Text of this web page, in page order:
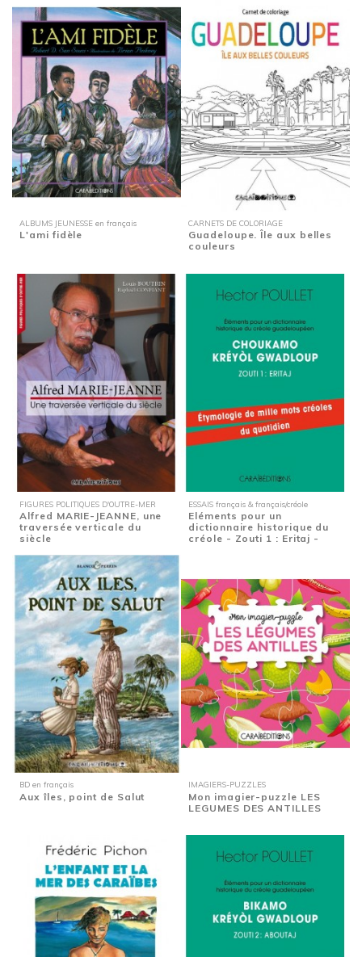
ALBUMS JEUNESSE en français
L'ami fidèle
CARNETS DE COLORIAGE
Guadeloupe. Île aux belles
couleurs
FIGURES POLITIQUES D'OUTRE-MER
Alfred MARIE-JEANNE, une
traversée verticale du
siècle
ESSAIS français & français/créole
Eléments pour un
dictionnaire historique du
créole - Zouti 1 : Eritaj -
BD en français
Aux îles, point de Salut
IMAGIERS-PUZZLES
Mon imagier-puzzle LES
LEGUMES DES ANTILLES